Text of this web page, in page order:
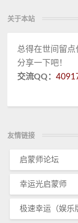
关于本站
总得在世间留
分享一下吧！
交流QQ：
友情链接
启蒙师论坛
幸运光启蒙师
极速幸运（娱乐